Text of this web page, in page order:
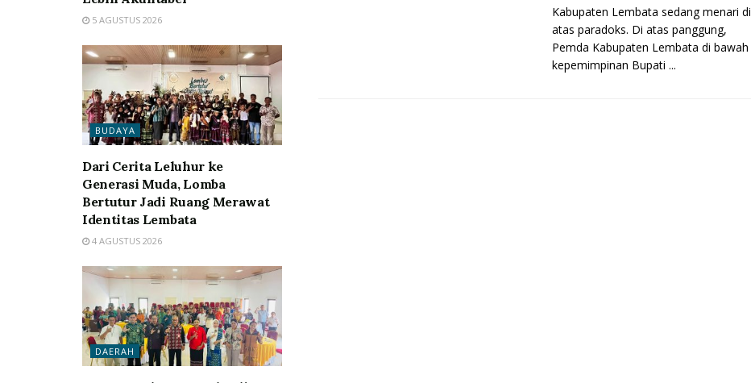
Kabupaten Lembata sedang menari di
atas paradoks. Di atas panggung,
Pemda Kabupaten Lembata di bawah
kepemimpinan Bupati ...
5 AGUSTUS 2026
BUDAYA
Dari Cerita Leluhur ke
Generasi Muda, Lomba
Bertutur Jadi Ruang Merawat
Identitas Lembata
4 AGUSTUS 2026
DAERAH